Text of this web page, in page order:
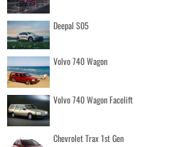
Deepal S05
Volvo 740 Wagon
Volvo 740 Wagon Facelift
Chevrolet Trax 1st Gen